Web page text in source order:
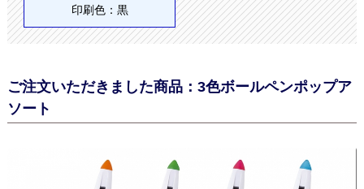
印刷色：黒
ご注文いただきました商品：3色ボールペンポップア
ソート